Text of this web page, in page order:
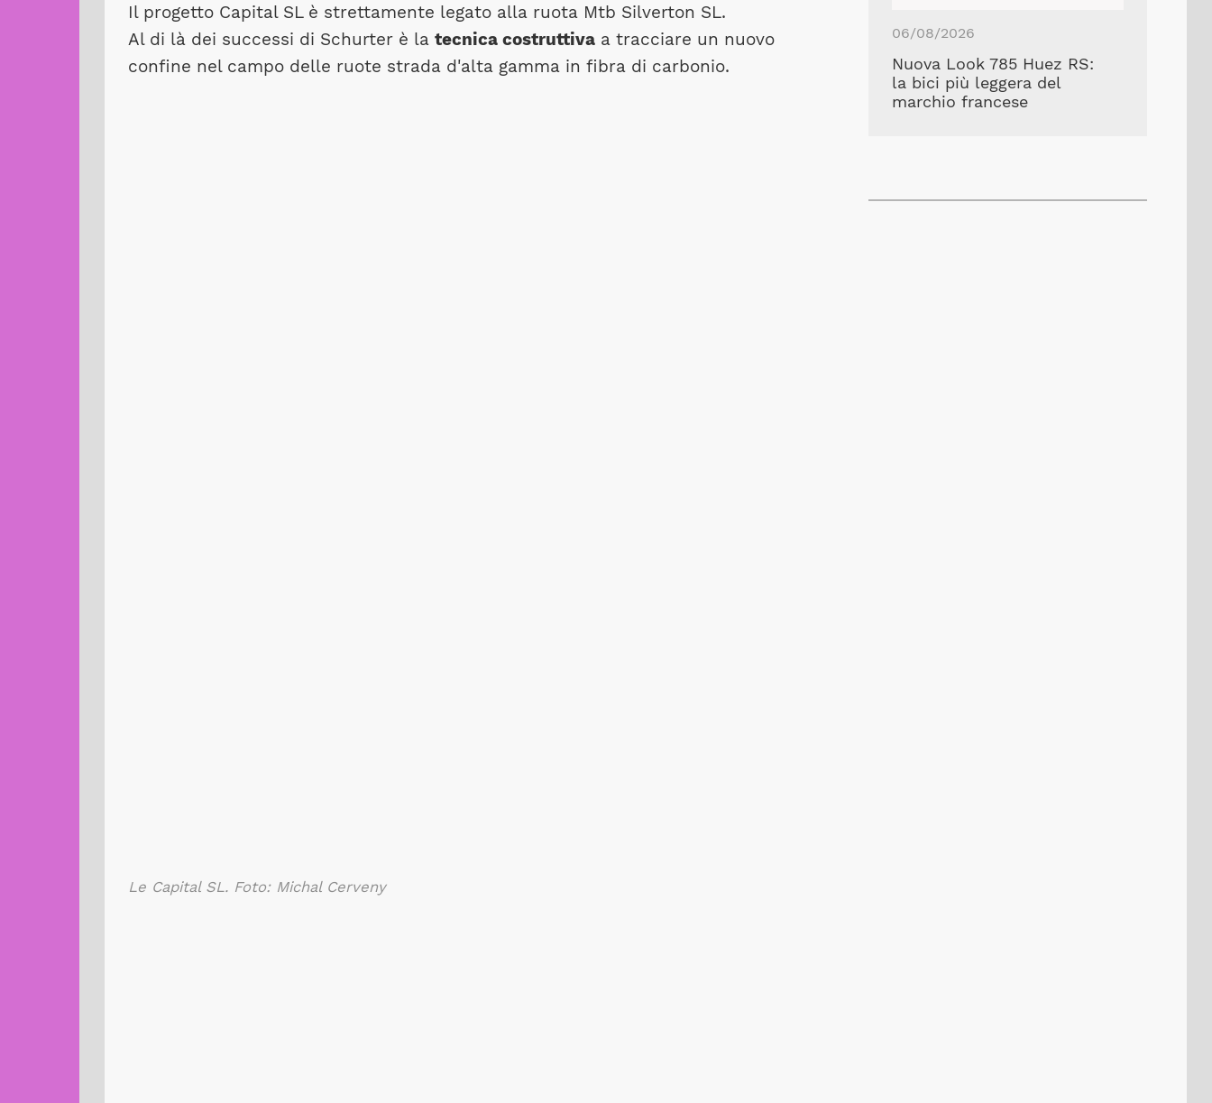
Il progetto Capital SL è strettamente legato alla ruota Mtb Silverton SL.
Al di là dei successi di Schurter è la tecnica costruttiva a tracciare un nuovo
confine nel campo delle ruote strada d'alta gamma in fibra di carbonio.
Le Capital SL. Foto: Michal Cerveny
06/08/2026
Nuova Look 785 Huez RS:
la bici più leggera del
marchio francese